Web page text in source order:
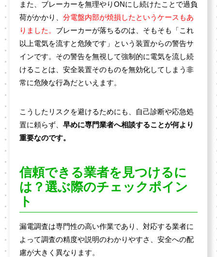
また、ブレーカーを無理やりONにし続けたことで過負
荷がかかり、 分電盤内部が焼損したというケースもあ
りました。 ブレーカーが落ちるのは、そもそも「これ
以上電気を流すと危険です」という装置からの警告サ
インです。その警告を無視して強制的に電気を流し続
けることは、安全装置そのものを無効化してしまう非
常に危険な行為だといえます。
こうしたリスクを避けるためにも、自己診断や応急処
置に頼らず、 早めに専門業者へ相談することが何より
重要なのです。
信頼できる業者を見つけるに
は？選ぶ際のチェックポイン
ト
漏電調査は専門性の高い作業であり、対応する業者に
よって調査の精度や説明のわかりやすさ、安全への配
慮が大きく異なります。